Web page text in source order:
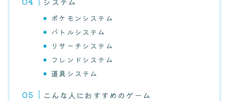
ポケモンシステム
バトルシステム
リサーチシステム
フレンドシステム
道具システム
こんな人におすすめのゲーム